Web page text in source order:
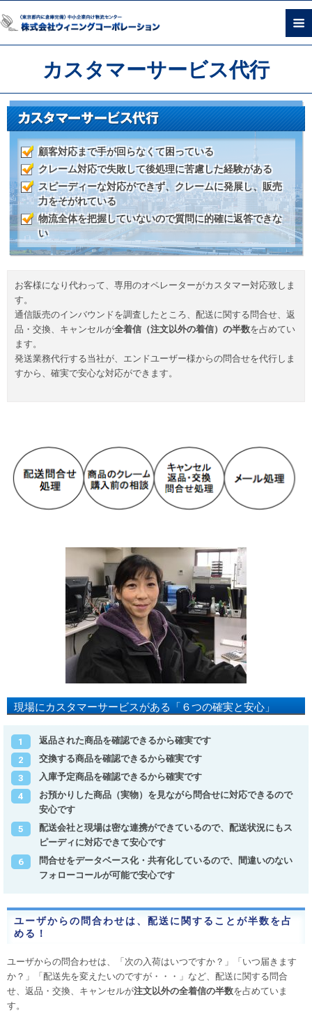
カスタマーサービス代行
顧客対応まで手が回らなくて困っている
クレーム対応で失敗して後処理に苦慮した経験がある
スピーディーな対応ができず、クレームに発展し、販売
力をそがれている
物流全体を把握していないので質問に的確に返答できな
い
お客様になり代わって、専用のオペレーターがカスタマー対応致しま
す。
通信販売のインバウンドを調査したところ、配送に関する問合せ、返
品・交換、キャンセルが全着信（注文以外の着信）の半数を占めてい
ます。
発送業務代行する当社が、エンドユーザー様からの問合せを代行しま
すから、確実で安心な対応ができます。
現場にカスタマーサービスがある「６つの確実と安心」
返品された商品を確認できるから確実です
交換する商品を確認できるから確実です
入庫予定商品を確認できるから確実です
お預かりした商品（実物）を見ながら問合せに対応できるので
安心です
配送会社と現場は密な連携ができているので、配送状況にもス
ピーディに対応できて安心です
問合せをデータベース化・共有化しているので、間違いのない
フォローコールが可能で安心です
ユーザからの問合わせは、配送に関することが半数を占
める！
ユーザからの問合わせは、「次の入荷はいつですか？」「いつ届きます
か？」「配送先を変えたいのですが・・・」など、配送に関する問合
せ、返品・交換、キャンセルが注文以外の全着信の半数を占めていま
す。